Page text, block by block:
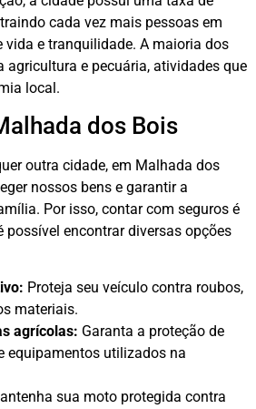
cada vez mais pessoas em
vida e tranquilidade. A maioria dos
agricultura e pecuária, atividades que
local.
dos Bois
outra cidade, em Malhada dos
nossos bens e garantir a
Por isso, contar com seguros é
possível encontrar diversas opções
Proteja seu veículo contra roubos,
materiais.
agrícolas: Garanta a proteção de
equipamentos utilizados na
sua moto protegida contra